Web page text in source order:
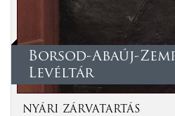
Borsod-Abaúj-
Levéltár
NYÁRI ZÁRVATARTÁS